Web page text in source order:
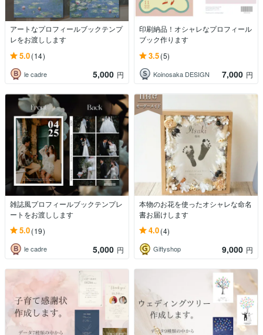
アートなプロフィールブックテンプ
レをお渡しします
5.0(14)
le cadre 5,000 円
印刷納品！オシャレなプロフィール
ブック作ります
3.5(5)
Koinosaka DESIGN 7,000 円
雑誌風プロフィールブックテンプレ
ートをお渡しします
5.0(19)
le cadre 5,000 円
本物のお花を使ったオシャレな命名
書お届けします
4.0(4)
Giftyshop 9,000 円